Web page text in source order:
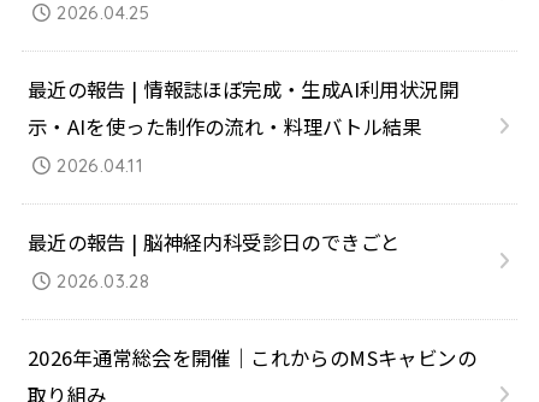
2026.04.25
最近の報告 | 情報誌ほぼ完成・生成AI利用状況開
示・AIを使った制作の流れ・料理バトル結果
2026.04.11
最近の報告 | 脳神経内科受診日のできごと
2026.03.28
2026年通常総会を開催｜これからのMSキャビンの
取り組み